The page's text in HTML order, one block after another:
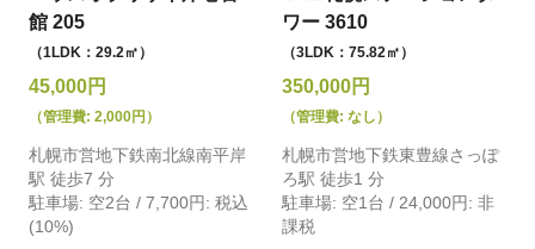
館 205
（1LDK：29.2㎡）
45,000円
（管理費: 2,000円）
札幌市営地下鉄南北線南平岸
駅 徒歩7 分
駐車場: 空2台 / 7,700円: 税込
(10%)
ワー 3610
（3LDK：75.82㎡）
350,000円
（管理費: なし）
札幌市営地下鉄東豊線さっぽ
ろ駅 徒歩1 分
駐車場: 空1台 / 24,000円: 非
課税